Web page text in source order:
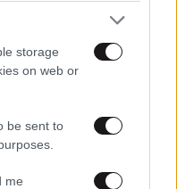
storage
on web or
be sent to
me
Zara